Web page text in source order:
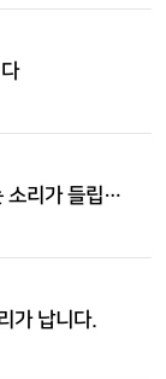
[부산 · 사하점] 6주전부터 양측에서 삐하는 소리가 들립니다
가 납니다.